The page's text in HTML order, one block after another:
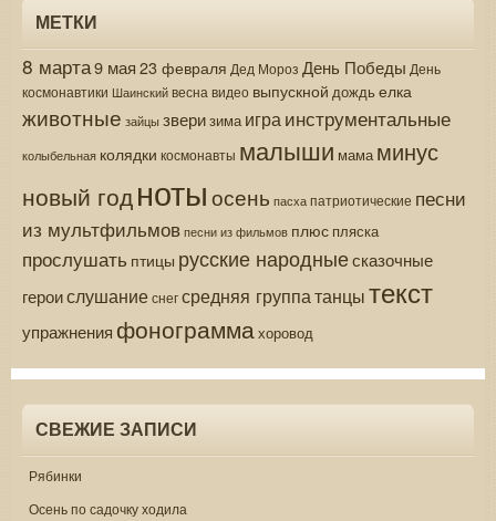
МЕТКИ
8 марта9 мая 23 февраля Дед Мороз День Победы День
космонавтики Шаинскийвеснавидео выпускной дождь елка
животные зайцы зверизима играинструментальные
колыбельная колядки космонавты малыши мама минус
новый годнотыосень пасха патриотические песни
из мультфильмов песни из фильмов плюс пляска
прослушать птицы русские народныесказочные
героислушаниеснегсредняя группатанцытекст
упражнения фонограммахоровод
СВЕЖИЕ ЗАПИСИ
Рябинки
Осень по садочку ходила